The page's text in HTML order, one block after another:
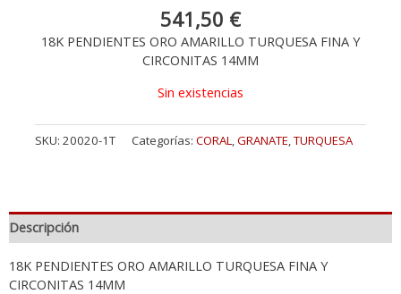
541,50 €
18K PENDIENTES ORO AMARILLO TURQUESA FINA Y
CIRCONITAS 14MM
Sin existencias
SKU: 20020-1T Categorías: CORAL,GRANATE,TURQUESA
Descripción
18K PENDIENTES ORO AMARILLO TURQUESA FINA Y
CIRCONITAS 14MM